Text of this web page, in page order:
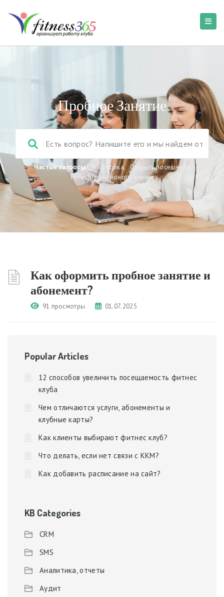
Пробное Занятие
Частые запросы: Настройка, Открыть посещение
Регистрация нового клиента
Как оформить пробное занятие и
абонемент?
91 просмотры 01.07.2025
Popular Articles
12 способов увеличить посещаемость фитнес
клуба
Чем отличаются услуги, абонементы и
клубные карты?
Как клиенты выбирают фитнес клуб?
Что делать, если нет связи с ККМ?
Как добавить расписание на сайт?
KB Categories
CRM
SMS
Аналитика, отчеты
Аудит